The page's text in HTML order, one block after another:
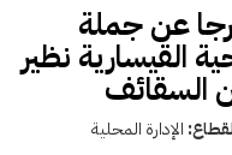
عن جملة
القيسارية نظير
السقائف
الإدارة المحلية